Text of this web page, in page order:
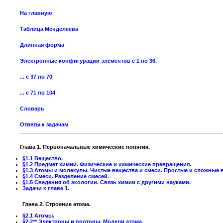
На главную
Таблица Менделеева
Длинная форма
Электронные конфигурации элементов с 1 по 36,
... с 37 по 70
... с 71 по 104
Словарь
Ответы к задачам
Глава 1. Первоначальные химические понятия.
§1.1 Вещество.
§1.2 Предмет химии. Физические и химические превращения.
§1.3 Атомы и молекулы. Чистые вещества и смеси. Простые и сложные
§1.4 Смеси. Разделение смесей.
§1.5 Сведения об экологии. Связь химии с другими науками.
Задачи к главе 1.
Глава 2. Строение атома.
§2.1 Атомы.
§2.2** Электроны и протоны. Модели атома.